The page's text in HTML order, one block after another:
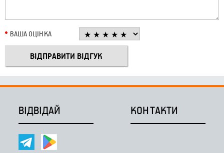
ВАША ОЦІНКА
ВІДВІДАЙ КОНТАКТИ